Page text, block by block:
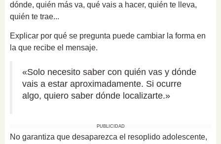
dónde, quién más va, qué vais a hacer, quién te lleva,
quién te trae...
Explicar por qué se pregunta puede cambiar la forma en
la que recibe el mensaje.
«Solo necesito saber con quién vas y dónde
vais a estar aproximadamente. Si ocurre
algo, quiero saber dónde localizarte.»
PUBLICIDAD
No garantiza que desaparezca el resoplido adolescente,